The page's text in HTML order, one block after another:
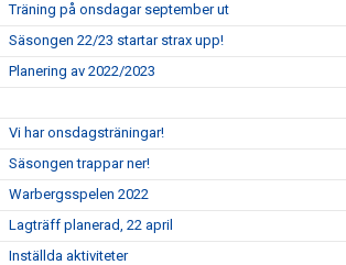
Träning på onsdagar september ut
Säsongen 22/23 startar strax upp!
Planering av 2022/2023
Vi har onsdagsträningar!
Säsongen trappar ner!
Warbergsspelen 2022
Lagträff planerad, 22 april
Inställda aktiviteter